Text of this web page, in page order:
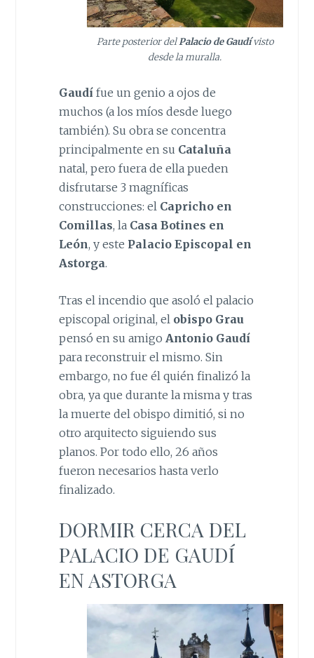
Parte posterior delPalacio de Gaudívisto
desde la muralla.
Gaudífue un genio a ojos de
muchos (a los míos desde luego
también). Su obra se concentra
principalmente en su Cataluña
natal, pero fuera de ella pueden
disfrutarse 3 magníficas
construcciones: elCapricho en
Comillas, la Casa Botines en
León, y este Palacio Episcopal en
Astorga.
Tras el incendio que asoló el palacio
episcopal original, el obispo Grau
pensó en su amigo Antonio Gaudí
para reconstruir el mismo. Sin
embargo, no fue él quién finalizó la
obra, ya que durante la misma y tras
la muerte del obispo dimitió, si no
otro arquitecto siguiendo sus
planos. Por todo ello, 26 años
fueron necesarios hasta verlo
finalizado.
DORMIR CERCA DEL
PALACIO DE GAUDÍ
EN ASTORGA